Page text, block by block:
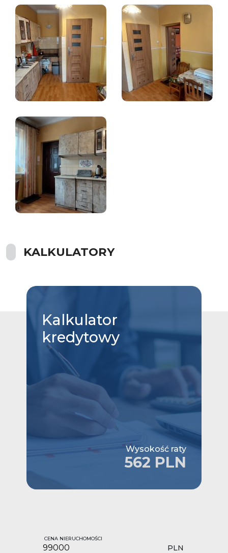
KALKULATORY
Kalkulator
kredytowy
Wysokość raty
562 PLN
CENA NIERUCHOMOŚCI
PLN